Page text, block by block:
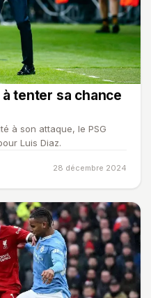
tenter sa chance
à son attaque, le PSG
Luis Diaz.
28 décembre 2024